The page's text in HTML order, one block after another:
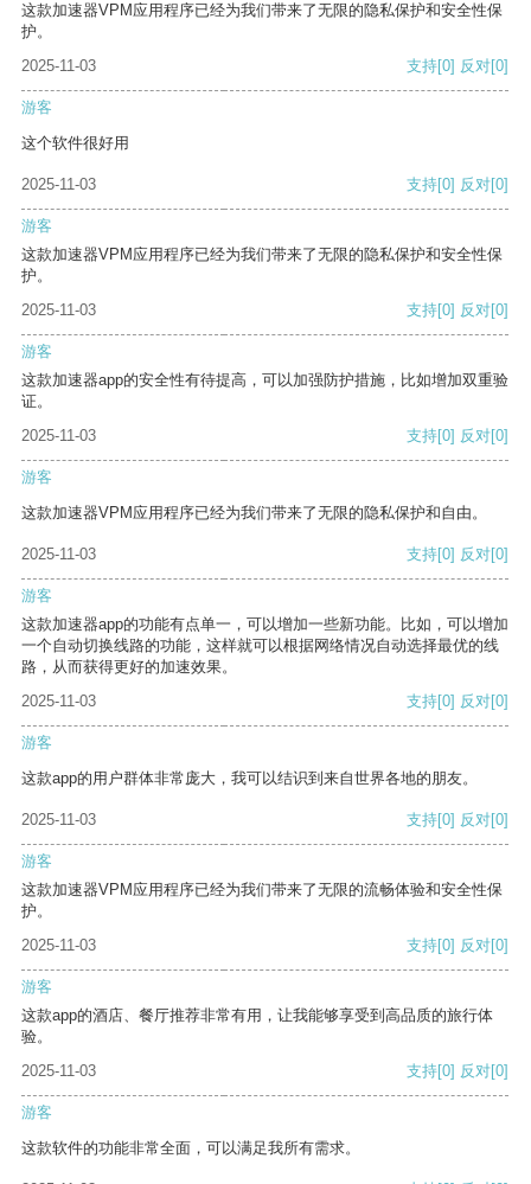
这款加速器VPM应用程序已经为我们带来了无限的隐私保护和安全性保
护。
2025-11-03
支持[0] 反对[0]
游客
这个软件很好用
2025-11-03 支持[0] 反对[0]
游客
这款加速器VPM应用程序已经为我们带来了无限的隐私保护和安全性保
护。
2025-11-03
支持[0] 反对[0]
游客
这款加速器app的安全性有待提高，可以加强防护措施，比如增加双重验
证。
2025-11-03
支持[0] 反对[0]
游客
这款加速器VPM应用程序已经为我们带来了无限的隐私保护和自由。
2025-11-03 支持[0] 反对[0]
游客
这款加速器app的功能有点单一，可以增加一些新功能。比如，可以增加
一个自动切换线路的功能，这样就可以根据网络情况自动选择最优的线
路，从而获得更好的加速效果。
2025-11-03
支持[0] 反对[0]
游客
这款app的用户群体非常庞大，我可以结识到来自世界各地的朋友。
2025-11-03 支持[0] 反对[0]
游客
这款加速器VPM应用程序已经为我们带来了无限的流畅体验和安全性保
护。
2025-11-03
支持[0] 反对[0]
游客
这款app的酒店、餐厅推荐非常有用，让我能够享受到高品质的旅行体
验。
2025-11-03
支持[0] 反对[0]
游客
这款软件的功能非常全面，可以满足我所有需求。